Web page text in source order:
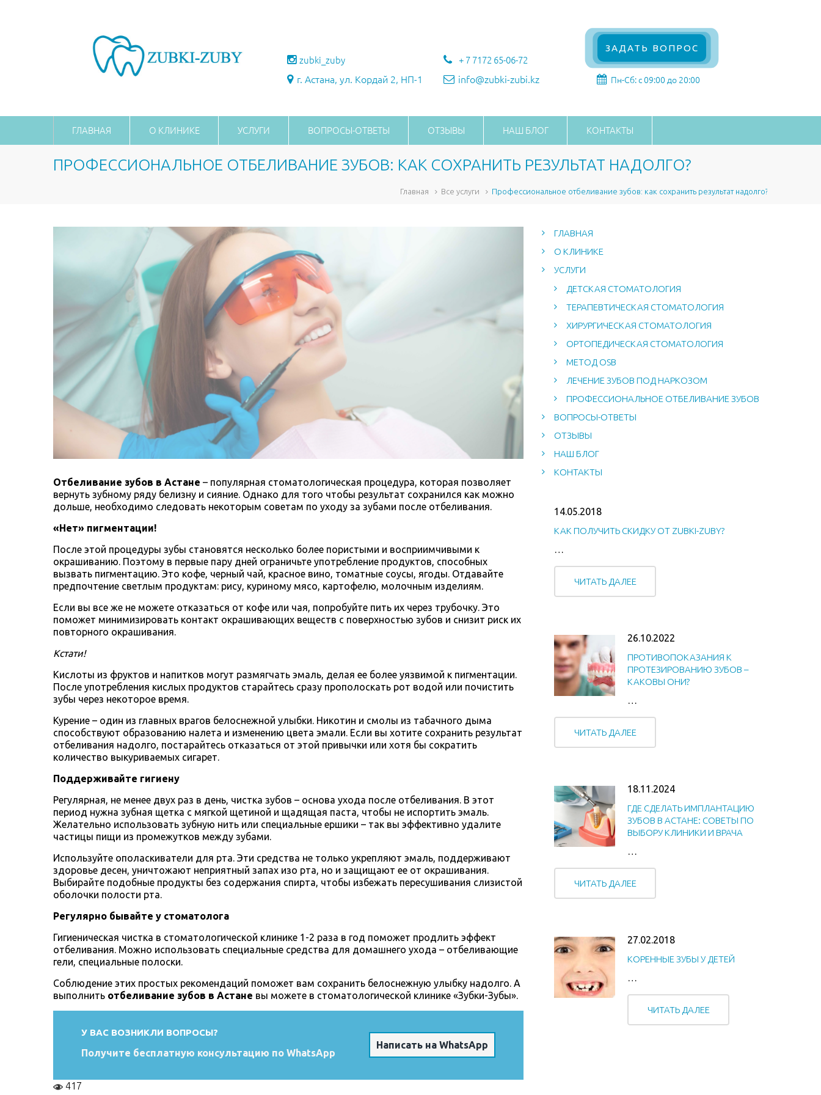
zubki_zuby
г. Астана, ул. Кордай 2, НП-1
+ 7 7172 65-06-72
info@zubki-zubi.kz
ЗАДАТЬ ВОПРОС
Пн-Сб: с 09:00 до 20:00
ГЛАВНАЯ О КЛИНИКЕ УСЛУГИ ВОПРОСЫ-ОТВЕТЫ ОТЗЫВЫ НАШ БЛОГ КОНТАКТЫ
ПРОФЕССИОНАЛЬНОЕ ОТБЕЛИВАНИЕ ЗУБОВ: КАК СОХРАНИТЬ РЕЗУЛЬТАТ НАДОЛГО?
Главная Все услуги Профессиональное отбеливание зубов: как сохранить результат надолго?
Отбеливание зубов в Астане – популярная стоматологическая процедура, которая позволяет
вернуть зубному ряду белизну и сияние. Однако для того чтобы результат сохранился как можно
дольше, необходимо следовать некоторым советам по уходу за зубами после отбеливания.
«Нет» пигментации!
После этой процедуры зубы становятся несколько более пористыми и восприимчивыми к
окрашиванию. Поэтому в первые пару дней ограничьте употребление продуктов, способных
вызвать пигментацию. Это кофе, черный чай, красное вино, томатные соусы, ягоды. Отдавайте
предпочтение светлым продуктам: рису, куриному мясо, картофелю, молочным изделиям.
Если вы все же не можете отказаться от кофе или чая, попробуйте пить их через трубочку. Это
поможет минимизировать контакт окрашивающих веществ с поверхностью зубов и снизит риск их
повторного окрашивания.
Кстати!
Кислоты из фруктов и напитков могут размягчать эмаль, делая ее более уязвимой к пигментации.
После употребления кислых продуктов старайтесь сразу прополоскать рот водой или почистить
зубы через некоторое время.
Курение – один из главных врагов белоснежной улыбки. Никотин и смолы из табачного дыма
способствуют образованию налета и изменению цвета эмали. Если вы хотите сохранить результат
отбеливания надолго, постарайтесь отказаться от этой привычки или хотя бы сократить
количество выкуриваемых сигарет.
Поддерживайте гигиену
Регулярная, не менее двух раз в день, чистка зубов – основа ухода после отбеливания. В этот
период нужна зубная щетка с мягкой щетиной и щадящая паста, чтобы не испортить эмаль.
Желательно использовать зубную нить или специальные ершики – так вы эффективно удалите
частицы пищи из промежутков между зубами.
Используйте ополаскиватели для рта. Эти средства не только укрепляют эмаль, поддерживают
здоровье десен, уничтожают неприятный запах изо рта, но и защищают ее от окрашивания.
Выбирайте подобные продукты без содержания спирта, чтобы избежать пересушивания слизистой
оболочки полости рта.
Регулярно бывайте у стоматолога
Гигиеническая чистка в стоматологической клинике 1-2 раза в год поможет продлить эффект
отбеливания. Можно использовать специальные средства для домашнего ухода – отбеливающие
гели, специальные полоски.
Соблюдение этих простых рекомендаций поможет вам сохранить белоснежную улыбку надолго. А
выполнить отбеливание зубов в Астане вы можете в стоматологической клинике «Зубки-Зубы».
У ВАС ВОЗНИКЛИ ВОПРОСЫ?
Получите бесплатную консультацию по WhatsApp
Написать на WhatsApp
417
ГЛАВНАЯ
О КЛИНИКЕ
УСЛУГИ
ДЕТСКАЯ СТОМАТОЛОГИЯ
ТЕРАПЕВТИЧЕСКАЯ СТОМАТОЛОГИЯ
ХИРУРГИЧЕСКАЯ СТОМАТОЛОГИЯ
ОРТОПЕДИЧЕСКАЯ СТОМАТОЛОГИЯ
МЕТОД OSB
ЛЕЧЕНИЕ ЗУБОВ ПОД НАРКОЗОМ
ПРОФЕССИОНАЛЬНОЕ ОТБЕЛИВАНИЕ ЗУБОВ
ВОПРОСЫ-ОТВЕТЫ
ОТЗЫВЫ
НАШ БЛОГ
КОНТАКТЫ
14.05.2018
КАК ПОЛУЧИТЬ СКИДКУ ОТ ZUBKI-ZUBY?
…
ЧИТАТЬ ДАЛЕЕ
26.10.2022
ПРОТИВОПОКАЗАНИЯ К
ПРОТЕЗИРОВАНИЮ ЗУБОВ –
КАКОВЫ ОНИ?
…
ЧИТАТЬ ДАЛЕЕ
18.11.2024
ГДЕ СДЕЛАТЬ ИМПЛАНТАЦИЮ
ЗУБОВ В АСТАНЕ: СОВЕТЫ ПО
ВЫБОРУ КЛИНИКИ И ВРАЧА
…
ЧИТАТЬ ДАЛЕЕ
27.02.2018
КОРЕННЫЕ ЗУБЫ У ДЕТЕЙ
…
ЧИТАТЬ ДАЛЕЕ